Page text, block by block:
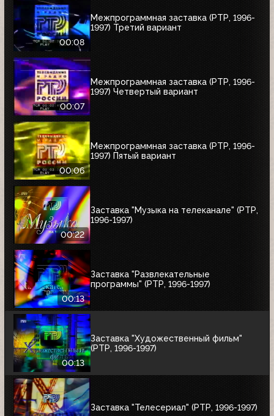
00:08
Межпрограммная заставка (РТР, 1996-
1997) Третий вариант
00:07
Межпрограммная заставка (РТР, 1996-
1997) Четвертый вариант
00:06
Межпрограммная заставка (РТР, 1996-
1997) Пятый вариант
00:22
Заставка "Музыка на телеканале" (РТР,
1996-1997)
00:13
Заставка "Развлекательные
программы" (РТР, 1996-1997)
00:13
Заставка "Художественный фильм"
(РТР, 1996-1997)
Заставка "Телесериал" (РТР, 1996-1997)